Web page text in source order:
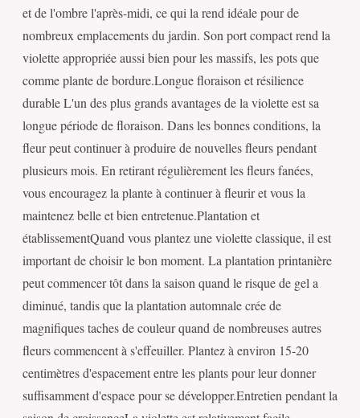
et de l'ombre l'après-midi, ce qui la rend idéale pour de
nombreux emplacements du jardin. Son port compact rend la
violette appropriée aussi bien pour les massifs, les pots que
comme plante de bordure.Longue floraison et résilience
durable L'un des plus grands avantages de la violette est sa
longue période de floraison. Dans les bonnes conditions, la
fleur peut continuer à produire de nouvelles fleurs pendant
plusieurs mois. En retirant régulièrement les fleurs fanées,
vous encouragez la plante à continuer à fleurir et vous la
maintenez belle et bien entretenue.Plantation et
établissementQuand vous plantez une violette classique, il est
important de choisir le bon moment. La plantation printanière
peut commencer tôt dans la saison quand le risque de gel a
diminué, tandis que la plantation automnale crée de
magnifiques taches de couleur quand de nombreuses autres
fleurs commencent à s'effeuiller. Plantez à environ 15-20
centimètres d'espacement entre les plants pour leur donner
suffisamment d'espace pour se développer.Entretien pendant la